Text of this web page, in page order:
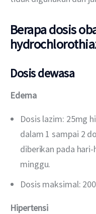
Berapa dosis
Dosis dewasa
Edema
Dosis lazim: 25mg
dalam 1 sampai 2
diberikan pada
minggu.
Dosis maksimal:
Hipertensi